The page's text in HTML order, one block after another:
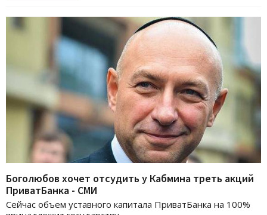
Боголюбов хочет отсудить у Кабмина треть акций
ПриватБанка - СМИ
Сейчас объем уставного капитала ПриватБанка на 100%